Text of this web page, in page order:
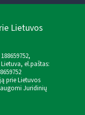
Lietuvos
el.paštas:
prie Lietuvos
Juridinių